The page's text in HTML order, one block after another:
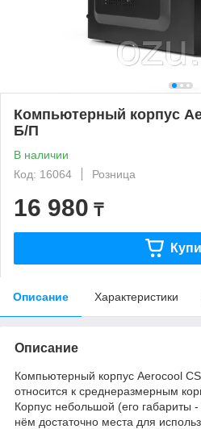
Компьютерный корпус
Б/П
В наличии
Код: 16064
Розница
16 980 ₸
Описание Характеристики
Описание
Компьютерный корпус Aerocool
относится к среднеразмерным
Корпус небольшой (его габариты
нём достаточно места для